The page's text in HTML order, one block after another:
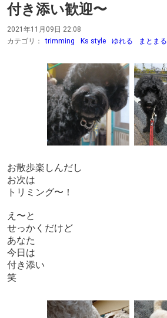
付き添い歓迎〜
2021年11月09日 22:08
カテゴリ：
trimming Ks style ゆれる まとまる
お散歩楽しんだし
お次は
トリミング〜！
え〜と
せっかくだけど
あなた
今日は
付き添い
笑